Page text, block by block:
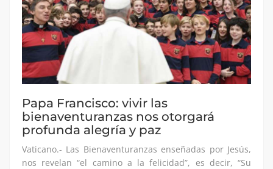
Papa Francisco: vivir las
bienaventuranzas nos otorgará
profunda alegría y paz
Vaticano.- Las Bienaventuranzas enseñadas por Jesús,
nos revelan “el camino a la felicidad”, es decir, “Su